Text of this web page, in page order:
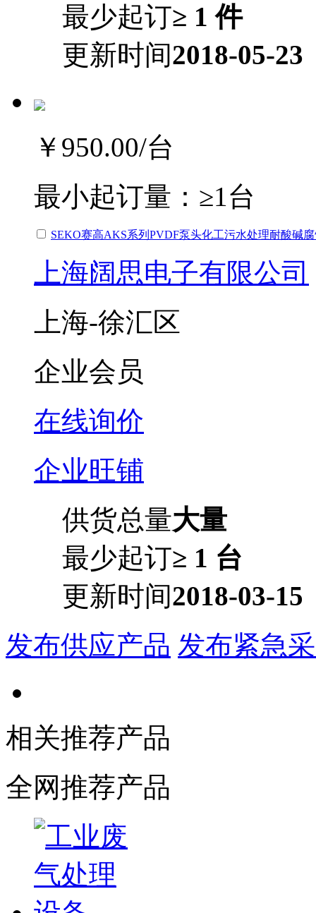
最少起订≥ 1 件
更新时间2018-05-23
￥950.00/台
最小起订量： ≥1台
SEKO赛高AKS系列PVDF泵头化工污水处理耐酸碱
上海阔思电子有限公司
上海-徐汇区
企业会员
在线询价
企业旺铺
供货总量大量
最少起订≥ 1 台
更新时间2018-03-15
发布供应产品 发布紧急
相关推荐产品
全网推荐产品